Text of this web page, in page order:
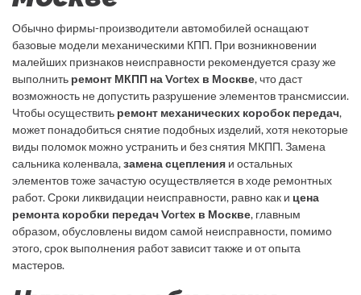
Обычно фирмы-производители автомобилей оснащают
базовые модели механическими КПП. При возникновении
малейших признаков неисправности рекомендуется сразу же
выполнить ремонт МКПП на Vortex в Москве, что даст
возможность не допустить разрушение элементов трансмиссии.
Чтобы осуществить ремонт механических коробок передач,
может понадобиться снятие подобных изделий, хотя некоторые
виды поломок можно устранить и без снятия МКПП. Замена
сальника коленвала,замена сцепления и остальных
элементов тоже зачастую осуществляется в ходе ремонтных
работ. Сроки ликвидации неисправности, равно как и цена
ремонта коробки передач Vortex в Москве, главным
образом, обусловлены видом самой неисправности, помимо
этого, срок выполнения работ зависит также и от опыта
мастеров.